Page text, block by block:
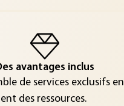
avantages inclus
de services exclusifs en
des ressources.